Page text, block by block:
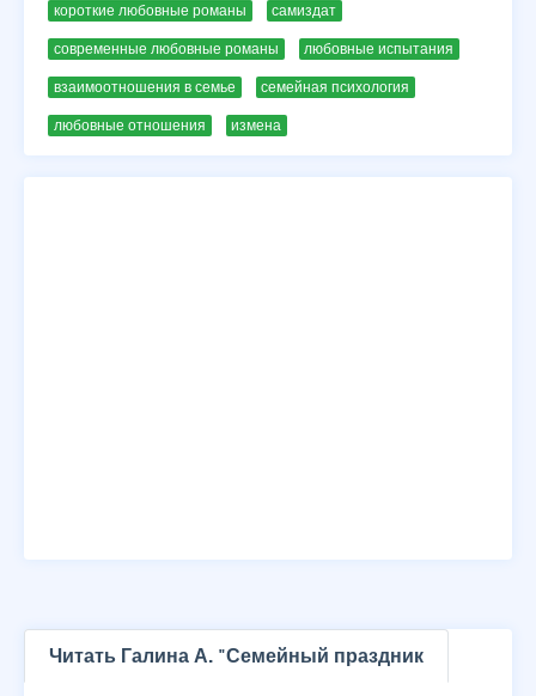
короткие любовные романы самиздат
современные любовные романы любовные испытания
взаимоотношения в семье семейная психология
любовные отношения измена
Читать Галина А. "Семейный праздник